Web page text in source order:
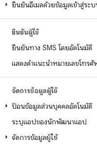
ยืนยันอีเมลด้วยข้อมูลเข้าสู่ระ
ยืนยันผู้ใช้
ยืนยันทาง SMS โดยอัตโนมัติ
แสดงคำแนะนำหมายเลขโทร
จัดการข้อมูลผู้ใช้
ป้อนข้อมูลส่วนบุคคลอัตโนมัติ
ระบุแอปของนักพัฒนาแอป
จัดการข้อมูลผู้ใช้